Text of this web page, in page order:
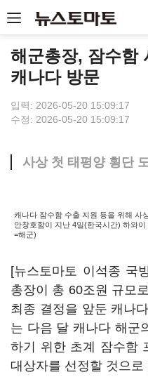
해군총장, 잠수함
캐나다 방문
입력: 2026-05-20 15:09:17
수정: 2026-05-20 15:09:17
사상 첫 태평양 횡단
캐나다 잠수함 수출 지원 등을 위해 사
안창호함이 지난 4일(한국시간) 하와
=해군)
[뉴스토마토 이석종 국
총장이 총 60조원 규모
최종 결정을 앞둔 캐나
는 다음 달 캐나다 해군
하기 위한 초계 잠수함
대상자를 선정할 것으로